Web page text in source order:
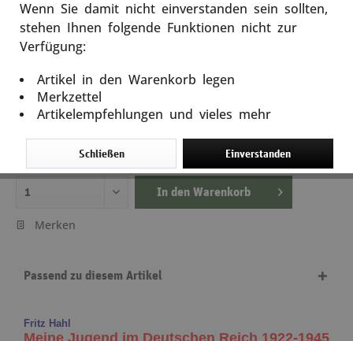
Fritz Hahl
Meine Jugend im Deutschen Reich 1922-1945
Artikel-Nr.: 11033
18,80 €
inkl. MwSt.zzgl. Versandkosten
Lieferzeit ca. 5 Tage
In den Warenkorb
Merken
Passend zu diesem Artikel
Fritz Hahl
Meine Jugend im Deutschen Reich 1922-1945
Wenn Sie damit nicht einverstanden sein sollten,
stehen Ihnen folgende Funktionen nicht zur
Verfügung:
Artikel in den Warenkorb legen
Merkzettel
Artikelempfehlungen und vieles mehr
Einverstanden
Schließen